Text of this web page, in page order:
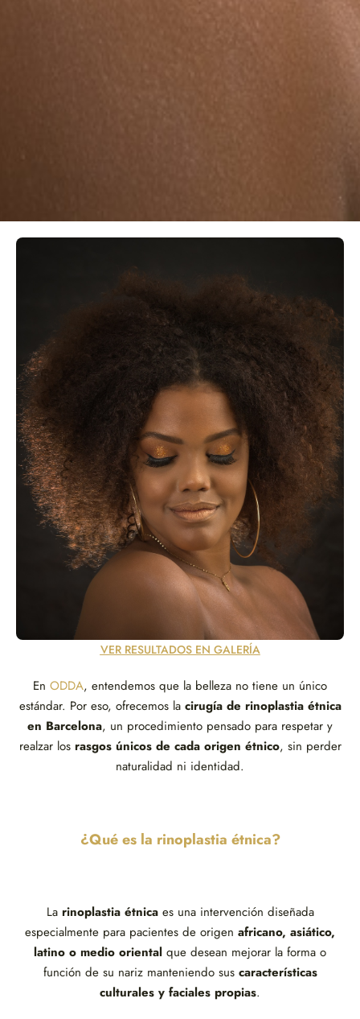
En ODDA, entendemos que la belleza no tiene un único
estándar. Por eso, ofrecemos la cirugía de rinoplastia étnica
en Barcelona, un procedimiento pensado para respetar y
realzar los rasgos únicos de cada origen étnico, sin perder
naturalidad ni identidad.
VER RESULTADOS EN GALERÍA
¿Qué es la rinoplastia étnica?
La rinoplastia étnica es una intervención diseñada
especialmente para pacientes de origen africano, asiático,
latino o medio oriental que desean mejorar la forma o
función de su nariz manteniendo sus características
culturales y faciales propias.